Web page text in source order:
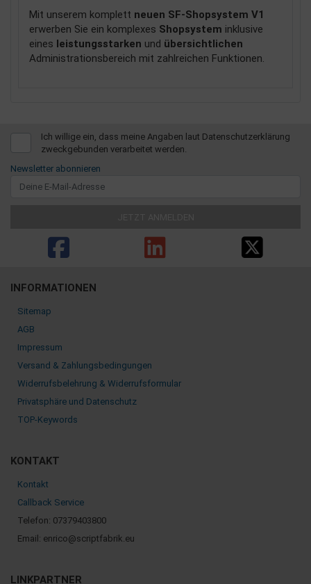
Mit unserem komplett neuen SF-Shopsystem V1
erwerben Sie ein komplexes Shopsystem inklusive
eines leistungsstarken und übersichtlichen
Administrationsbereich mit zahlreichen Funktionen.
Ich willige ein, dass meine Angaben laut Datenschutzerklärung
zweckgebunden verarbeitet werden.
Newsletter abonnieren
INFORMATIONEN
Sitemap
AGB
Impressum
Versand & Zahlungsbedingungen
Widerrufsbelehrung & Widerrufsformular
Privatsphäre und Datenschutz
TOP-Keywords
KONTAKT
Kontakt
Callback Service
Telefon: 07379403800
Email: enrico@scriptfabrik.eu
LINKPARTNER